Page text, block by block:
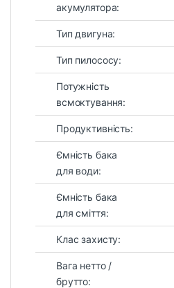
акумулятора:
Тип двигуна:
Тип пилососу:
Потужність
всмоктування:
Продуктивність:
Ємність бака
для води:
Ємність бака
для сміття:
Клас захисту:
Вага нетто /
брутто: